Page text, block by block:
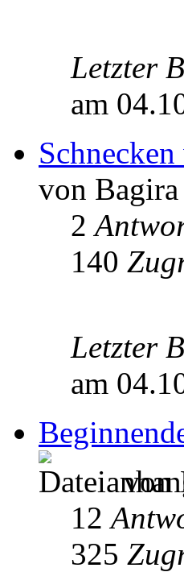
Letzter
am
von
2
140
Letzter
am
von
12
325